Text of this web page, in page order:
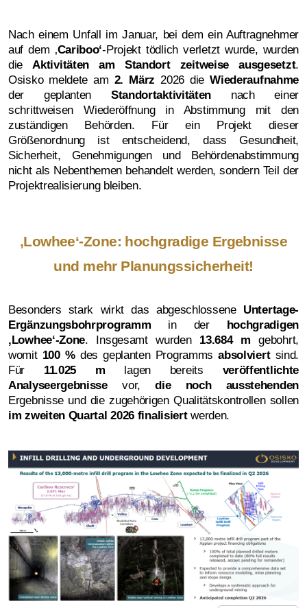
Nach einem Unfall im Januar, bei dem ein Auftragnehmer
auf dem ‚Cariboo‘-Projekt tödlich verletzt wurde, wurden
die Aktivitäten am Standort zeitweise ausgesetzt.
Osisko meldete am 2. März 2026 dieWiederaufnahme
der geplanten Standortaktivitäten nach einer
schrittweisen Wiederöffnung in Abstimmung mit den
zuständigen Behörden. Für ein Projekt dieser
Größenordnung ist entscheidend, dass Gesundheit,
Sicherheit, Genehmigungen und Behördenabstimmung
nicht als Nebenthemen behandelt werden, sondern Teil der
Projektrealisierung bleiben.
‚Lowhee‘-Zone: hochgradige Ergebnisse
und mehr Planungssicherheit!
Besonders stark wirkt das abgeschlossene Untertage-
Ergänzungsbohrprogramm in der hochgradigen
‚Lowhee‘-Zone. Insgesamt wurden 13.684 m gebohrt,
womit 100 %des geplanten Programmsabsolviertsind.
Für 11.025 m lagen bereits veröffentlichte
Analyseergebnissevor,die noch ausstehenden
Ergebnisse und die zugehörigen Qualitätskontrollen sollen
im zweiten Quartal 2026 finalisiertwerden.